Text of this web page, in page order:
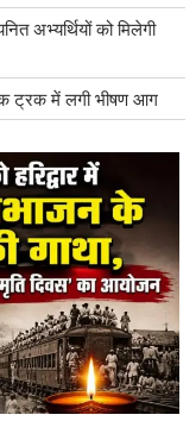
अभ्यर्थियों को मिलेगी
ट्रक में लगी भीषण आग